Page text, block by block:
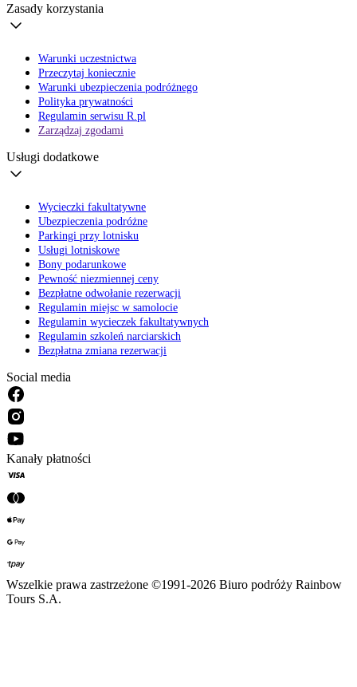
Zasady korzystania
Warunki uczestnictwa
Przeczytaj koniecznie
Warunki ubezpieczenia podróżnego
Polityka prywatności
Regulamin serwisu R.pl
Zarządzaj zgodami
Usługi dodatkowe
Wycieczki fakultatywne
Ubezpieczenia podróżne
Parkingi przy lotnisku
Usługi lotniskowe
Bony podarunkowe
Pewność niezmiennej ceny
Bezpłatne odwołanie rezerwacji
Regulamin miejsc w samolocie
Regulamin wycieczek fakultatywnych
Regulamin szkoleń narciarskich
Bezpłatna zmiana rezerwacji
Social media
Kanały płatności
Wszelkie prawa zastrzeżone ©1991-2026 Biuro podróży Rainbow
Tours S.A.